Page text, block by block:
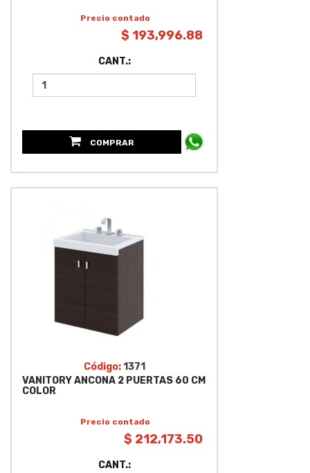
Precio contado
$ 193,996.88
CANT.:
COMPRAR
Código:1371
VANITORY ANCONA 2 PUERTAS 60 CM
COLOR
Precio contado
$ 212,173.50
CANT.: